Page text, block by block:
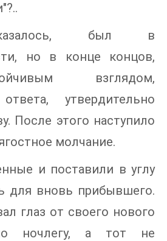
был в
но в конце концов,
взглядом,
утвердительно
После этого наступило
молчание.
и поставили в углу
для вновь прибывшего.
глаз от своего нового
ночлегу, а тот не